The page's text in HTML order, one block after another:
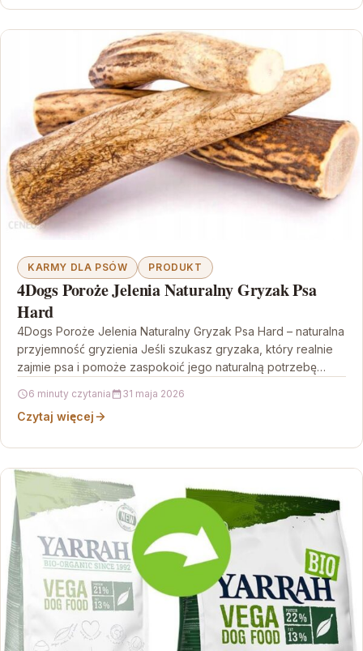
KARMY DLA PSÓW PRODUKT
4Dogs Poroże Jelenia Naturalny Gryzak Psa
Hard
4Dogs Poroże Jelenia Naturalny Gryzak Psa Hard – naturalna
przyjemność gryzienia Jeśli szukasz gryzaka, który realnie
zajmie psa i pomoże zaspokoić jego naturalną potrzebę…
6 minuty czytania 31 maja 2026
Czytaj więcej